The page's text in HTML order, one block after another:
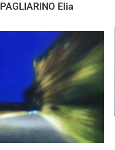
PAGLIARINO Elia